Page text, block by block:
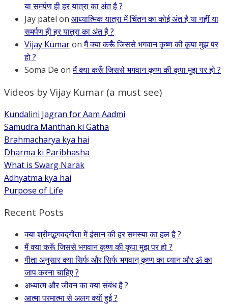
या समर्पण ही हर यात्रा का अंत है ?
Jay patel on आध्यात्मिक यात्रा में चिंतन का कोई अंत है या नहीं या
समर्पण ही हर यात्रा का अंत है ?
Vijay Kumaronमैं क्या करूँ जिससे भगवान कृष्ण की कृपा मुझ पर
हो ?
Soma De onमैं क्या करूँ जिससे भगवान कृष्ण की कृपा मुझ पर हो ?
Videos by Vijay Kumar (a must see)
Kundalini Jagran for Aam Aadmi
Samudra Manthan ki Gatha
Brahmacharya kya hai
Dharma ki Paribhasha
What is Swarg Narak
Adhyatma kya hai
Purpose of Life
Recent Posts
क्या श्रीमद्भगवद्गीता में इंसान की हर समस्या का हल है ?
मैं क्या करूँ जिससे भगवान कृष्ण की कृपा मुझ पर हो ?
गीता अनुसार क्या सिर्फ और सिर्फ भगवान् कृष्ण का ध्यान और ॐ का
जाप करना चाहिए ?
अध्यात्म और जीवन का क्या संबंध है ?
आत्मा परमात्मा से अलग क्यों हुई ?